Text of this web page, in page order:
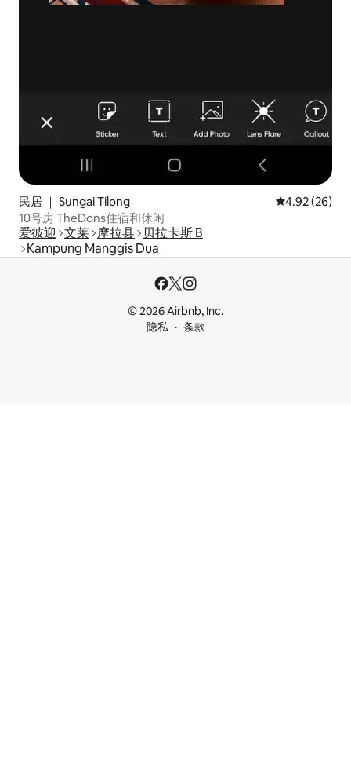
民居 ｜ Sungai Tilong 平均评分
4.92 (26)
10号房 TheDons住宿和休闲
爱彼迎 文莱 摩拉县 贝拉卡斯 B
Kampung Manggis Dua
© 2026 Airbnb, Inc.
隐私
条款